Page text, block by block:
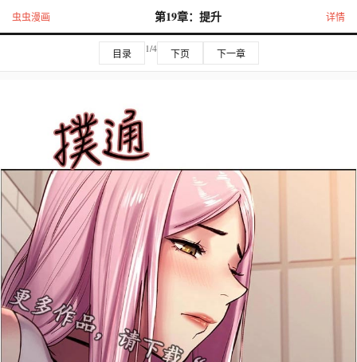
虫虫漫画 第19章：提升 详情
目录 1/4 下页 下一章